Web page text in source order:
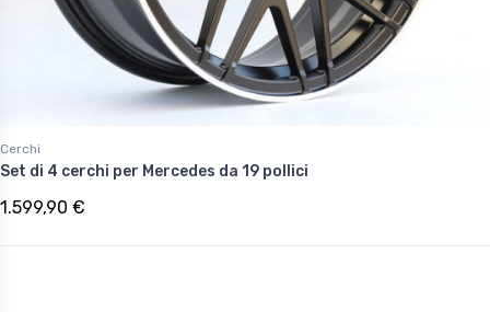
Cerchi
Set di 4 cerchi per Mercedes da 19 pollici
1.599,90 €